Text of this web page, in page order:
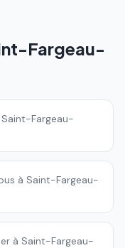
Fargeau-
Fargeau-
à Saint-Fargeau-
à Saint-Fargeau-